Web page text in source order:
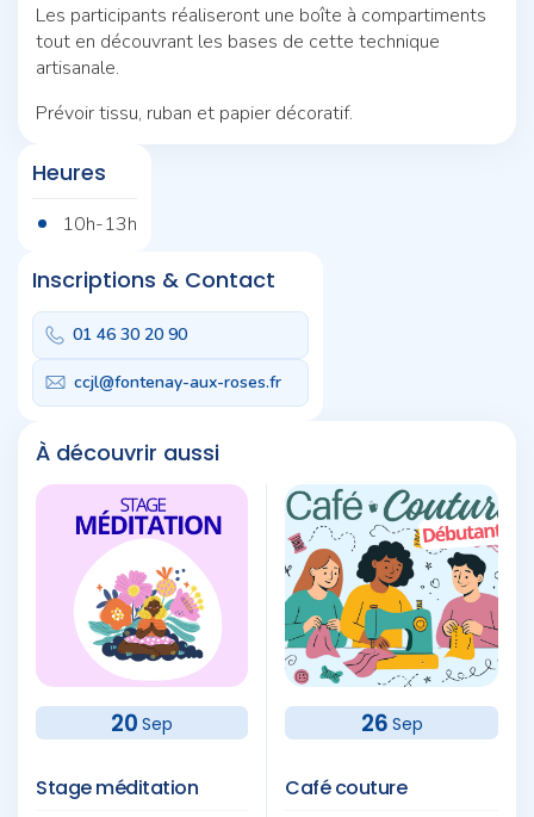
Les participants réaliseront une boîte à compartiments
tout en découvrant les bases de cette technique
artisanale.
Prévoir tissu, ruban et papier décoratif.
Heures
10h-13h
Inscriptions & Contact
01 46 30 20 90
ccjl@fontenay-aux-roses.fr
À découvrir aussi
20 Sep
Stage méditation
26 Sep
Café couture